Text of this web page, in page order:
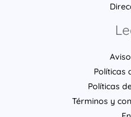
Políticas
Políticas
Términos y